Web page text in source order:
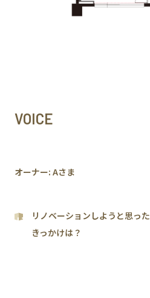
VOICE
オーナー: Aさま
リノベーションしようと思った
きっかけは？